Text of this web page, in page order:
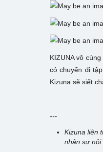
KIZUNA vô
có chuyến đi
Kizuna sẽ siết
---
Kizuna liên
nhân sự nội